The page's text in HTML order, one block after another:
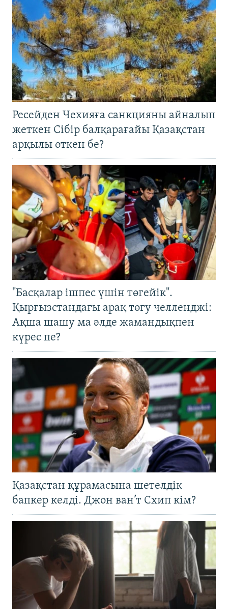
Ресейден Чехияға санкцияны айналып
жеткен Сібір балқарағайы Қазақстан
арқылы өткен бе?
"Басқалар ішпес үшін төгейік".
Қырғызстандағы арақ төгу челленджі:
Ақша шашу ма әлде жамандықпен
күрес пе?
Қазақстан құрамасына шетелдік
бапкер келді. Джон ван’т Схип кім?